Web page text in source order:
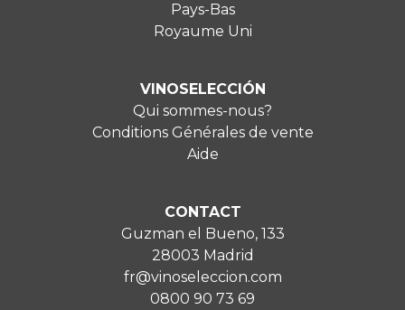
Pays-Bas
Royaume Uni
VINOSELECCIÓN
Qui sommes-nous?
Conditions Générales de vente
Aide
CONTACT
Guzman el Bueno, 133
28003 Madrid
fr@vinoseleccion.com
0800 90 73 69